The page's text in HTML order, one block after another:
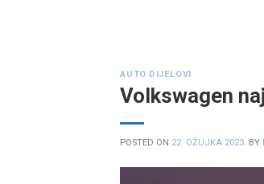
AUTO DIJELOVI
Volkswagen
POSTED ON 22. OŽUJKA 2023. BY